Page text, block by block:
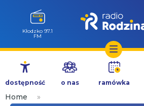
Przejdź
treści
Wołów 99.6
FM
dostępność o nas ramówka
Home
»